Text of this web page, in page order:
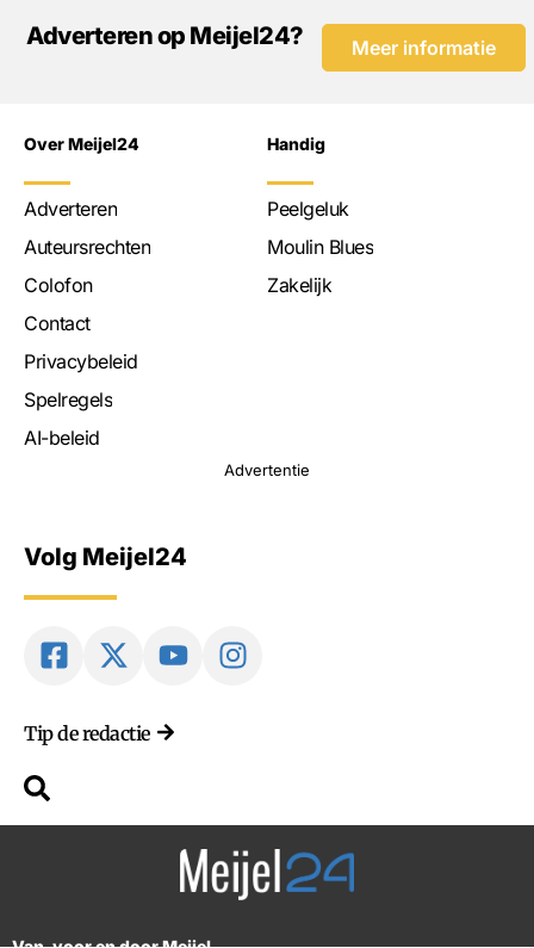
Adverteren op Meijel24? Meer informatie
Over Meijel24
Adverteren
Auteursrechten
Colofon
Contact
Privacybeleid
Spelregels
AI-beleid
Handig
Peelgeluk
Moulin Blues
Zakelijk
Advertentie
Volg Meijel24
Tip de redactie